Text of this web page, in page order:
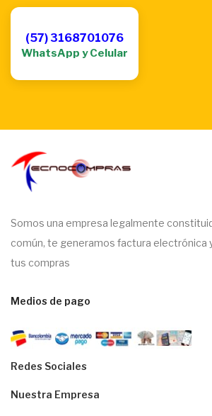
(57) 3168701076
WhatsApp y Celular
Somos una empresa legalmente
común, te generamos factura electrónica
tus compras
Medios de pago
Redes Sociales
Nuestra Empresa